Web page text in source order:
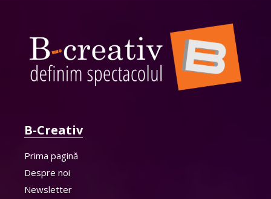
B-Creativ
Prima pagină
Despre noi
Newsletter